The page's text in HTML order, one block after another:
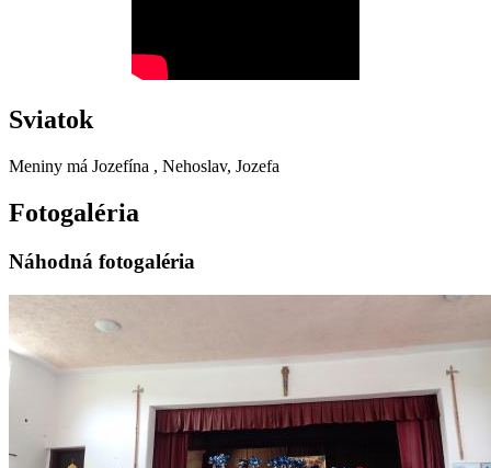
Sviatok
Meniny má Jozefína , Nehoslav, Jozefa
Fotogaléria
Náhodná fotogaléria